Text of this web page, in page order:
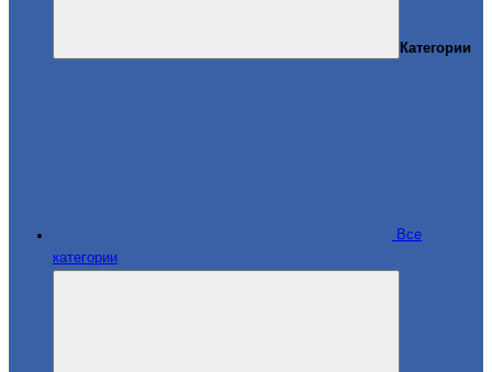
Категории
Все
категории